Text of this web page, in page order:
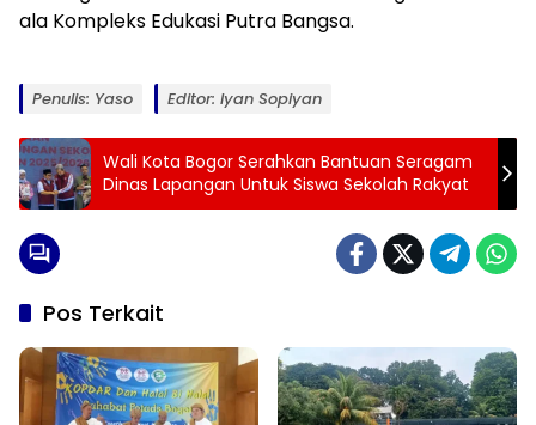
ala Kompleks Edukasi Putra Bangsa.
Penulis: Yaso Editor: Iyan Sopiyan
Wali Kota Bogor Serahkan Bantuan Seragam
Dinas Lapangan Untuk Siswa Sekolah Rakyat
Pos Terkait